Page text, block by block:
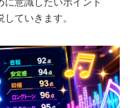
ていきます。